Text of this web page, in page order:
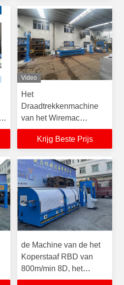
Video
Het
Draadtrekkenmachine
van het Wiremac
Ononderbroken Koper
RBD met Snelle
Krijg Beste Prijs
de Machine van de het
Koperstaaf RBD van
800m/min 8D, het
Draadtrekkenmachine